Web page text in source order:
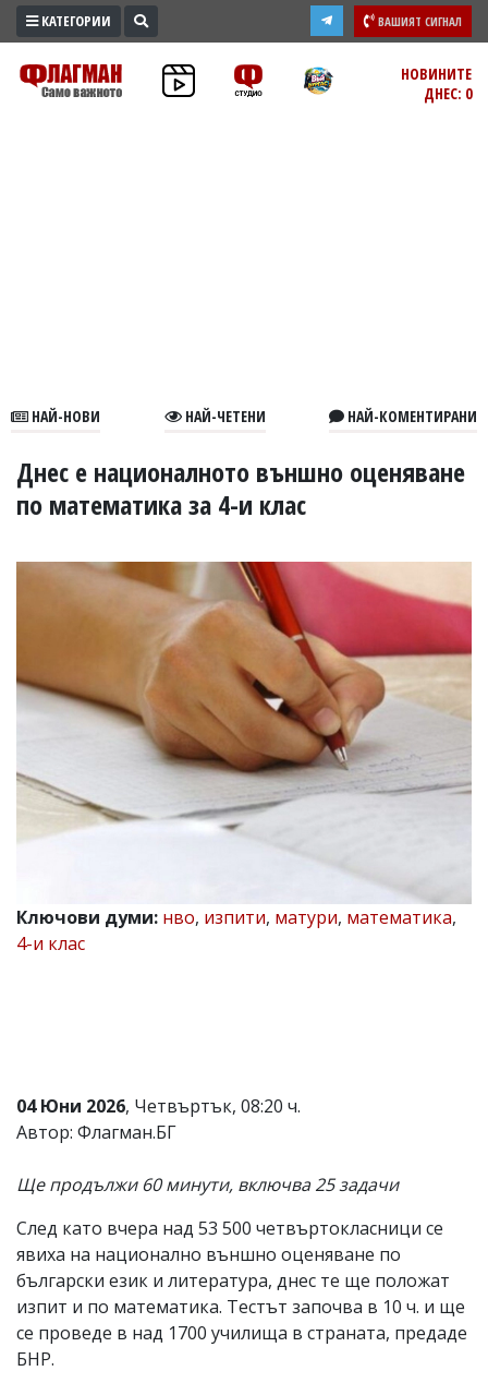
ПРОМО
ЗОНА
УКРАЙНА
РАЗСЛЕДВАНЕ
Управители:
Веселин
Катя
Касабова,
k.kassabova@flagman.bg
Колев,
email:
от
читателите
и
не
носи
за
тях!
Ако
откриете
обиден
за
вас
КАТЕГОРИИ ВАШИЯТ СИГНАЛ
НОВИНИТЕ
ДНЕС: 0
НАЙ-НОВИ НАЙ-ЧЕТЕНИ НАЙ-КОМЕНТИРАНИ
Днес е националното външно оценяване
по математика за 4-и клас
Ключови думи: нво, изпити, матури, математика,
4-и клас
04 Юни 2026, Четвъртък, 08:20 ч.
Автор: Флагман.БГ
Ще продължи 60 минути, включва 25 задачи
След като вчера над 53 500 четвъртокласници се
явиха на национално външно оценяване по
български език и литература, днес те ще положат
изпит и по математика. Тестът започва в 10 ч. и ще
се проведе в над 1700 училища в страната, предаде
БНР.